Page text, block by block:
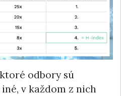
odbory sú
v každom z nich